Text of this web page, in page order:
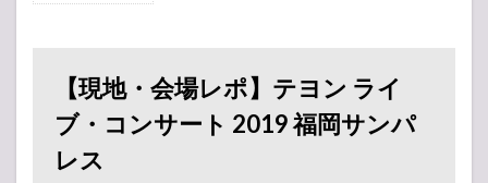
ポ】
テヨ
ン ラ
イ
ブ・
【現地・会場レポ】テヨン ライ
ブ・コンサート 2019 福岡サンパ
レス